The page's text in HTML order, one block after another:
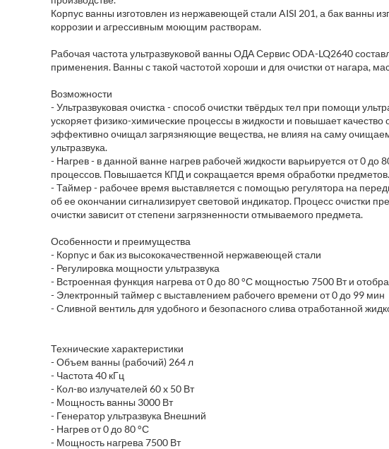
Корпус ванны изготовлен из нержавеющей стали AISI 201, а бак ванны
коррозии и агрессивным моющим растворам.
Рабочая частота ультразвуковой ванны ОДА Сервис ODA-LQ2640
применения. Ванны с такой частотой хороши и для очистки от нагара,
Возможности
- Ультразвуковая очистка - способ очистки твёрдых тел при помощи
ускоряет физико-химические процессы в жидкости и повышает
эффективно очищал загрязняющие вещества, не влияя на саму
ультразвука.
- Нагрев - в данной ванне нагрев рабочей жидкости варьируется от 0
процессов. Повышается КПД и сокращается время обработки предметов.
- Таймер - рабочее время выставляется с помощью регулятора на
об ее окончании сигнализирует световой индикатор. Процесс очистки
очистки зависит от степени загрязненности отмываемого предмета.
Особенности и преимущества
- Корпус и бак из высококачественной нержавеющей стали
- Регулировка мощности ультразвука
- Встроенная функция нагрева от 0 до 80 °С мощностью 7500 Вт и
- Электронный таймер с выставлением рабочего времени от 0 до 99 мин
- Сливной вентиль для удобного и безопасного слива отработанной
Технические характеристики
- Объем ванны (рабочий) 264 л
- Частота 40 кГц
- Кол-во излучателей 60 x 50 Вт
- Мощность ванны 3000 Вт
- Генератор ультразвука Внешний
- Нагрев от 0 до 80 °С
- Мощность нагрева 7500 Вт